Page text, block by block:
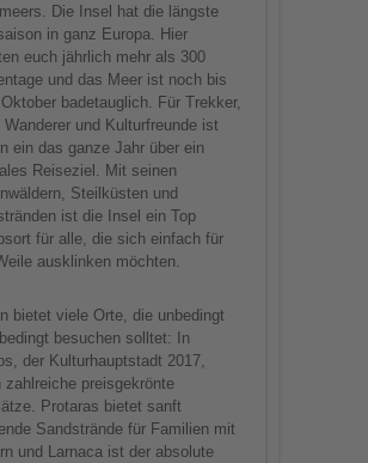
Die Insel hat die längste
in ganz Europa. Hier
euch jährlich mehr als 300
und das Meer ist noch bis
badetauglich. Für Trekker,
Wanderer und Kulturfreunde ist
ein das ganze Jahr über ein
Reiseziel. Mit seinen
Steilküsten und
ist die Insel ein Top
für alle, die sich einfach für
ausklinken möchten.
bietet viele Orte, die unbedingt
besuchen solltet: In
der Kulturhauptstadt 2017,
zahlreiche preisgekrönte
Protaras bietet sanft
Sandstrände für Familien mit
und Larnaca ist der absolute